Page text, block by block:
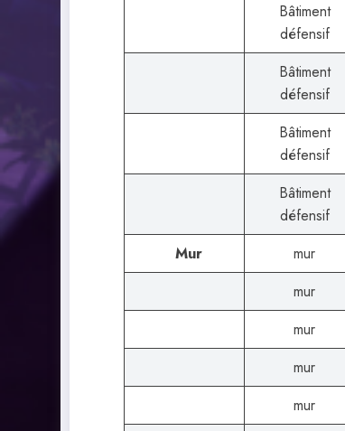
Bâtiment
défensif
Bâtiment
défensif
Bâtiment
défensif
Bâtiment
défensif
Mur mur
mur
mur
mur
mur